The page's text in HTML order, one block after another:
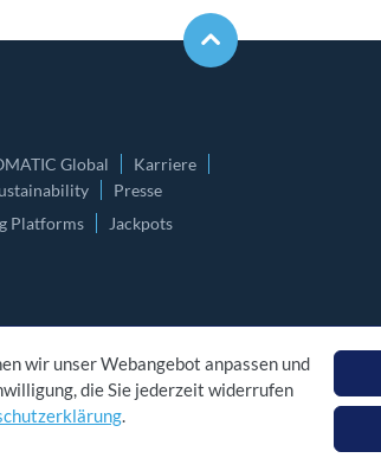
Global
Karriere
Presse
Platforms Jackpots
wir unser Webangebot anpassen und
die Sie jederzeit widerrufen
.